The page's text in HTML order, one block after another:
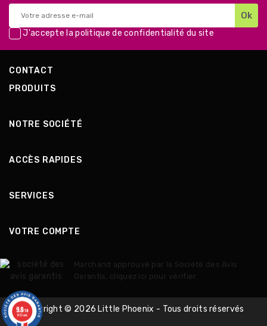
J'accepte lapolitique de confidentialité du site
CONTACT
PRODUITS
NOTRE SOCIÉTÉ
ACCÈS RAPIDES
SERVICES
VOTRE COMPTE
Marchand approuvé par la Société des Avis
Garantis, cliquez ici pour vérifier.
Copyright © 2026 Little Phoenix - Tous droits réservés
9.8/10
1413 avis